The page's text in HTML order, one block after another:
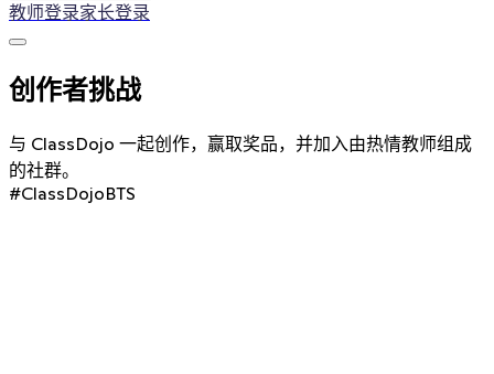
教师登录家长登录
创作者挑战
与 ClassDojo 一起创作，赢取奖品，并加入由热情教师组成
的社群。
#ClassDojoBTS